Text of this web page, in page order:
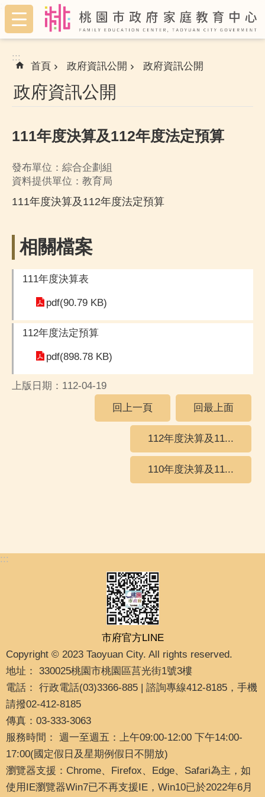
跳到主要內容區塊
:::
:::
首頁 政府資訊公開 政府資訊公開
政府資訊公開
111年度決算及112年度法定預算
發布單位：綜合企劃組
資料提供單位：教育局
111年度決算及112年度法定預算
相關檔案
111年度決算表
pdf(90.79 KB)
112年度法定預算
pdf(898.78 KB)
上版日期：112-04-19
回上一頁
回最上面
112年度決算及11...
110年度決算及11...
:::
市府官方LINE
Copyright © 2023 Taoyuan City. All rights reserved.
地址： 330025桃園市桃園區莒光街1號3樓
電話： 行政電話(03)3366-885 | 諮詢專線412-8185，手機
請撥02-412-8185
傳真：03-333-3063
服務時間： 週一至週五：上午09:00-12:00 下午14:00-
17:00(國定假日及星期例假日不開放)
瀏覽器支援：Chrome、Firefox、Edge、Safari為主，如
使用IE瀏覽器Win7已不再支援IE，Win10已於2022年6月